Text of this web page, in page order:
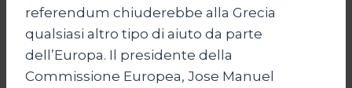
referendum chiuderebbe alla Grecia
qualsiasi altro tipo di aiuto da parte
dell’Europa. Il presidente della
Commissione Europea, Jose Manuel